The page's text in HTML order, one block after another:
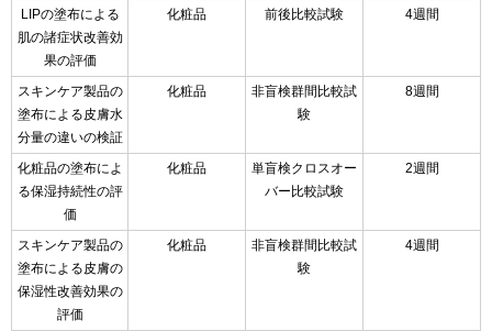
LIPの塗布による
肌の諸症状改善効
果の評価
化粧品 前後比較試験 4週間
スキンケア製品の
塗布による皮膚水
分量の違いの検証
化粧品
非盲検群間比較試
験
8週間
化粧品の塗布によ
る保湿持続性の評
価
化粧品
単盲検クロスオー
バー比較試験
2週間
スキンケア製品の
塗布による皮膚の
保湿性改善効果の
評価
化粧品
非盲検群間比較試
験
4週間